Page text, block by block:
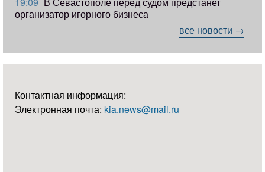
организатор игорного бизнеса
все новости →
Контактная информация:
Электронная почта: kia.news@mail.ru